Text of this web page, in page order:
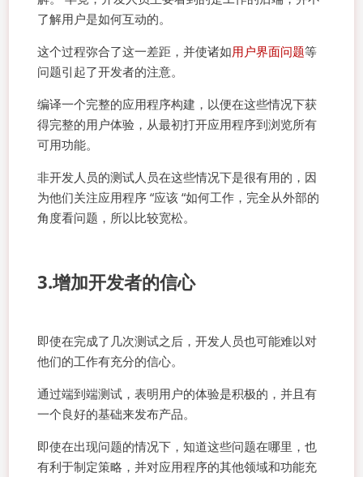
了解用户是如何互动的。
这个过程弥合了这一差距，并使诸如用户界面问题等
问题引起了开发者的注意。
编译一个完整的应用程序构建，以便在这些情况下获
得完整的用户体验，从最初打开应用程序到浏览所有
可用功能。
非开发人员的测试人员在这些情况下是很有用的，因
为他们关注应用程序 “应该 “如何工作，完全从外部的
角度看问题，所以比较宽松。
3.增加开发者的信心
即使在完成了几次测试之后，开发人员也可能难以对
他们的工作有充分的信心。
通过端到端测试，表明用户的体验是积极的，并且有
一个良好的基础来发布产品。
即使在出现问题的情况下，知道这些问题在哪里，也
有利于制定策略，并对应用程序的其他领域和功能充